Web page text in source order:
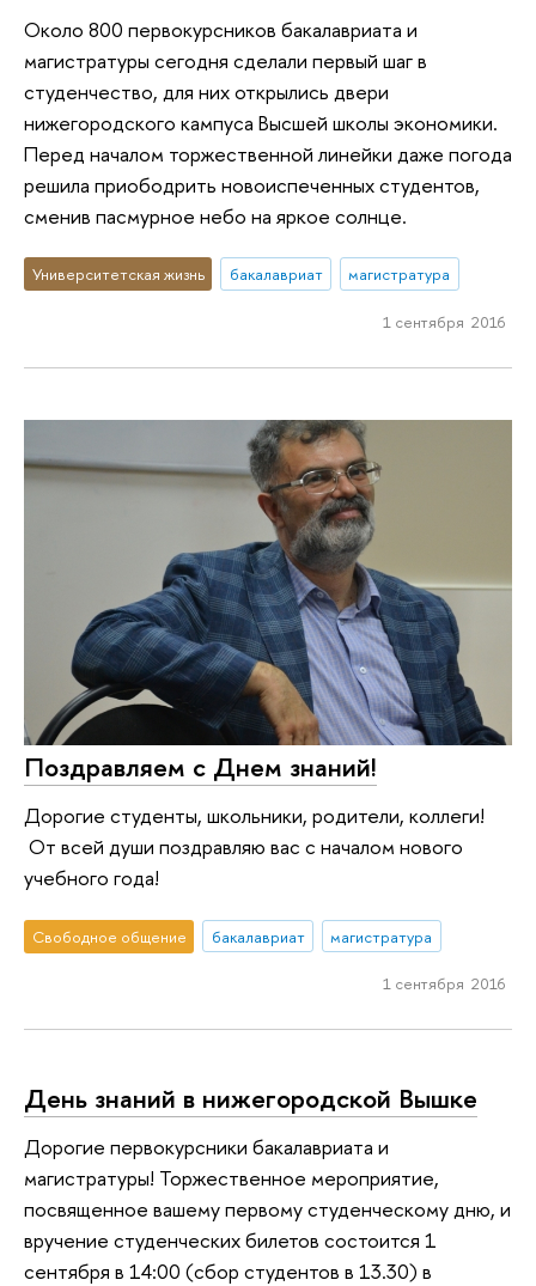
Около 800 первокурсников бакалавриата и
магистратуры сегодня сделали первый шаг в
студенчество, для них открылись двери
нижегородского кампуса Высшей школы экономики.
Перед началом торжественной линейки даже погода
решила приободрить новоиспеченных студентов,
сменив пасмурное небо на яркое солнце.
Университетская жизнь бакалавриат магистратура
1 сентября 2016
Поздравляем с Днем знаний!
Дорогие студенты, школьники, родители, коллеги!
От всей души поздравляю вас с началом нового
учебного года!
Свободное общение бакалавриат магистратура
1 сентября 2016
День знаний в нижегородской Вышке
Дорогие первокурсники бакалавриата и
магистратуры! Торжественное мероприятие,
посвященное вашему первому студенческому дню, и
вручение студенческих билетов состоится 1
сентября в 14:00 (сбор студентов в 13.30) в